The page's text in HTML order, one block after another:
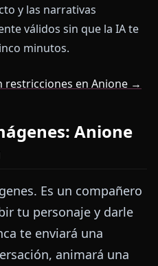
y las narrativas
válidos sin que la IA te
minutos.
restricciones en Anione →
Anione
Es un compañero
tu personaje y darle
te enviará una
animará una